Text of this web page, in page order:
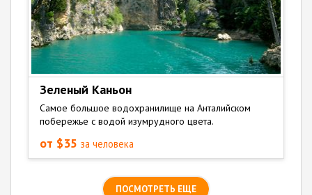
Зеленый Каньон
Самое большое водохранилище на Анталийском
побережье с водой изумрудного цвета.
от $35 за человека
ПОСМОТРЕТЬ ЕЩЕ